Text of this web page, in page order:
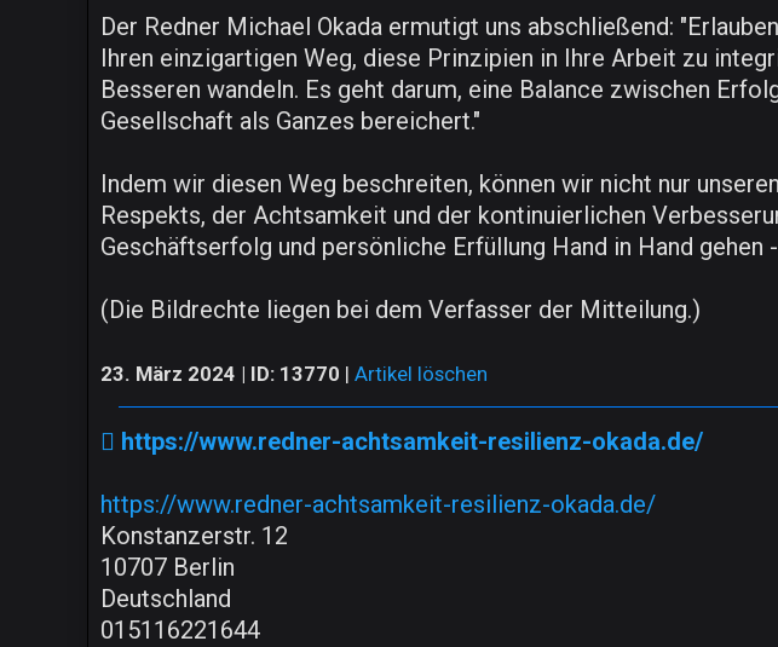
Der Redner Michael Okada ermutigt uns abschließend:
Ihren einzigartigen Weg, diese Prinzipien in Ihre Arbeit zu
Besseren wandeln. Es geht darum, eine Balance zwischen
Gesellschaft als Ganzes bereichert."
Indem wir diesen Weg beschreiten, können wir nicht nur
Respekts, der Achtsamkeit und der kontinuierlichen
Geschäftserfolg und persönliche Erfüllung Hand in Hand
(Die Bildrechte liegen bei dem Verfasser der Mitteilung.)
23. März 2024 | ID: 13770 Artikel löschen
https://www.redner-achtsamkeit-resilienz-okada.de/
https://www.redner-achtsamkeit-resilienz-okada.de/
Konstanzerstr. 12
10707 Berlin
Deutschland
015116221644